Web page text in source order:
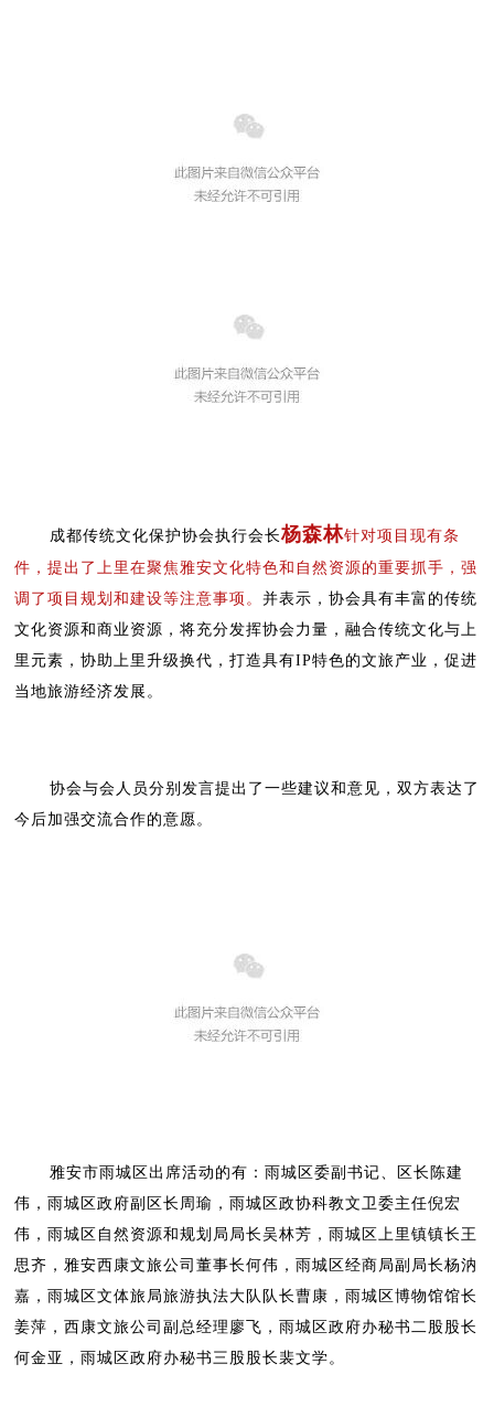
成都传统文化保护协会执行会长杨森林针对项目现有条
件，提出了上里在聚焦雅安文化特色和自然资源的重要抓手，强
调了项目规划和建设等注意事项。 并表示，协会具有丰富的传统
文化资源和商业资源，将充分发挥协会力量，融合传统文化与上
里元素，协助上里升级换代，打造具有IP特色的文旅产业，促进
当地旅游经济发展。
协会与会人员分别发言提出了一些建议和意见，双方表达了
今后加强交流合作的意愿。
雅安市雨城区出席活动的有：雨城区委副书记、区长陈建
伟，雨城区政府副区长周瑜，雨城区政协科教文卫委主任倪宏
伟，雨城区自然资源和规划局局长吴林芳，雨城区上里镇镇长王
思齐，雅安西康文旅公司董事长何伟，雨城区经商局副局长杨汭
嘉，雨城区文体旅局旅游执法大队队长曹康，雨城区博物馆馆长
姜萍，西康文旅公司副总经理廖飞，雨城区政府办秘书二股股长
何金亚，雨城区政府办秘书三股股长裴文学。